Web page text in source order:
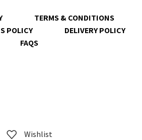
TERMS & CONDITIONS
POLICY
DELIVERY POLICY
FAQS
Wishlist